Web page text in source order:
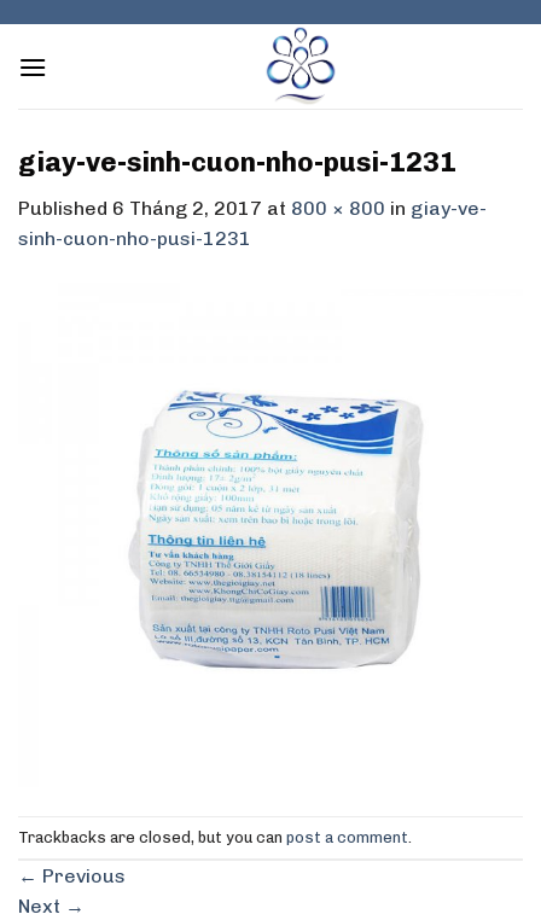
content
giay-ve-sinh-cuon-nho-pusi-1231
Published 6 Tháng 2, 2017 at 800 × 800 in giay-ve-
sinh-cuon-nho-pusi-1231
Trackbacks are closed, but you can post a comment
← Previous
Next →